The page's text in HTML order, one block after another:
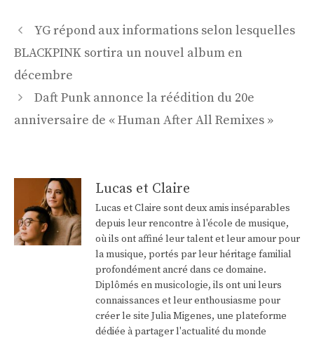
Navigation
des
articles
YG répond aux informations selon lesquelles
BLACKPINK sortira un nouvel album en
décembre
Daft Punk annonce la réédition du 20e
anniversaire de « Human After All Remixes »
Lucas et Claire
Lucas et Claire sont deux amis inséparables
depuis leur rencontre à l'école de musique,
où ils ont affiné leur talent et leur amour pour
la musique, portés par leur héritage familial
profondément ancré dans ce domaine.
Diplômés en musicologie, ils ont uni leurs
connaissances et leur enthousiasme pour
créer le site Julia Migenes, une plateforme
dédiée à partager l'actualité du monde